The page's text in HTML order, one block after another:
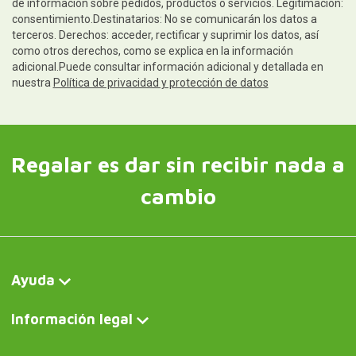
de información sobre pedidos, productos o servicios. Legitimación:
consentimiento.Destinatarios: No se comunicarán los datos a
terceros. Derechos: acceder, rectificar y suprimir los datos, así
como otros derechos, como se explica en la información
adicional.Puede consultar información adicional y detallada en
nuestra Política de privacidad y protección de datos
Regalar es dar sin recibir nada a
cambio
Ayuda
Información legal